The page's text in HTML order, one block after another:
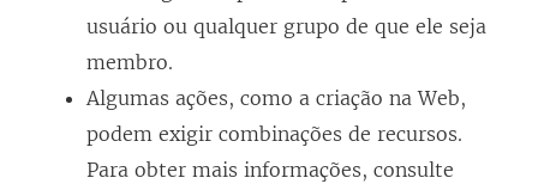
usuário ou qualquer grupo de que ele seja
membro.
Algumas ações, como a criação na Web,
podem exigir combinações de recursos.
Para obter mais informações, consulte